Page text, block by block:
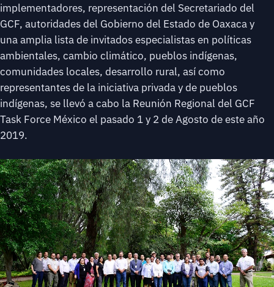
implementadores, representación del Secretariado del
GCF, autoridades del Gobierno del Estado de Oaxaca y
una amplia lista de invitados especialistas en políticas
ambientales, cambio climático, pueblos indígenas,
comunidades locales, desarrollo rural, así como
representantes de la iniciativa privada y de pueblos
indígenas, se llevó a cabo la Reunión Regional del GCF
Task Force México el pasado 1 y 2 de Agosto de este año
2019.